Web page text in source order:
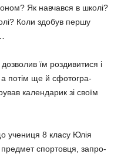
Як навчався в шко­лі?
Коли здобув першу
їм роздивитися і
а потім ще й сфотогра­
календарик зі своїм
учениця 8 класу Юлія
спортовця, запро­